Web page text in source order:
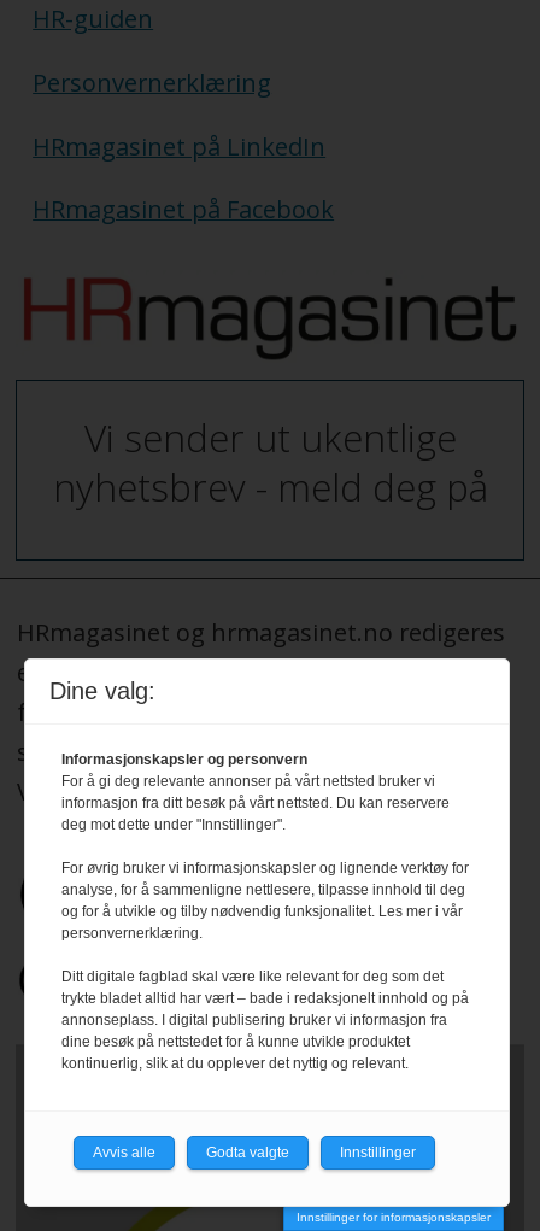
HR-guiden
Personvernerklæring
HRmagasinet på LinkedIn
HRmagasinet på Facebook
Vi sender ut ukentlige
nyhetsbrev - meld deg på
HRmagasinet og hrmagasinet.no redigeres
etter Redaktørplakaten, og legger til grunn
for sitt arbeid de etiske normer og plikter
som er formulert i Norsk Presseforbunds
Vær Varsom-plakat.Les mer.
Innstillinger for informasjonskapsler
Dine valg:
Informasjonskapsler og personvern
For å gi deg relevante annonser på vårt nettsted bruker vi
informasjon fra ditt besøk på vårt nettsted. Du kan reservere
deg mot dette under "Innstillinger".
For øvrig bruker vi informasjonskapsler og lignende verktøy for
analyse, for å sammenligne nettlesere, tilpasse innhold til deg
og for å utvikle og tilby nødvendig funksjonalitet. Les mer i vår
personvernerklæring.
Ditt digitale fagblad skal være like relevant for deg som det
trykte bladet alltid har vært – bade i redaksjonelt innhold og på
annonseplass. I digital publisering bruker vi informasjon fra
dine besøk på nettstedet for å kunne utvikle produktet
kontinuerlig, slik at du opplever det nyttig og relevant.
Avvis alle Godta valgte Innstillinger